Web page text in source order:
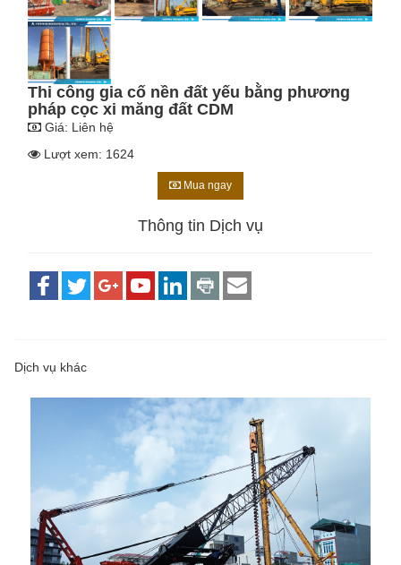
Thi công gia cố nền đất yếu bằng phương
pháp cọc xi măng đất CDM
Giá: Liên hệ
Lượt xem: 1624
Mua ngay
Thông tin Dịch vụ
Dịch vụ khác